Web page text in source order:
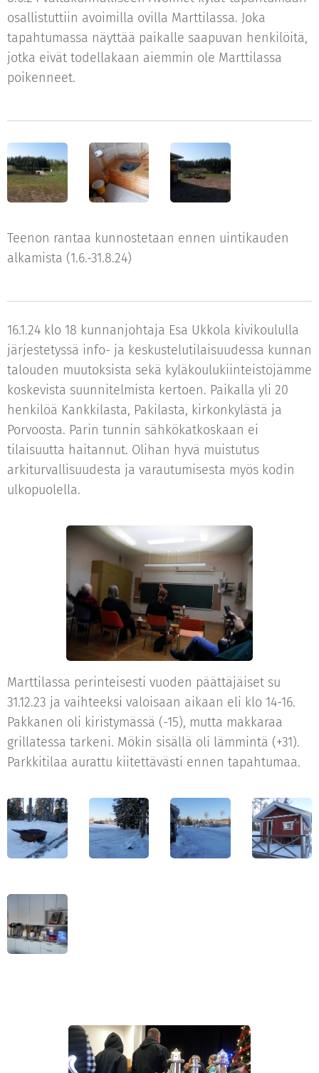
osallistuttiin avoimilla ovilla Marttilassa. Joka
tapahtumassa näyttää paikalle saapuvan henkilöitä,
jotka eivät todellakaan aiemmin ole Marttilassa
poikenneet.
Teenon rantaa kunnostetaan ennen uintikauden
alkamista (1.6.-31.8.24)
16.1.24 klo 18 kunnanjohtaja Esa Ukkola kivikoululla
järjestetyssä info- ja keskustelutilaisuudessa kunnan
talouden muutoksista sekä kyläkoulukiinteistöjämme
koskevista suunnitelmista kertoen. Paikalla yli 20
henkilöä Kankkilasta, Pakilasta, kirkonkylästä ja
Porvoosta. Parin tunnin sähkökatkoskaan ei
tilaisuutta haitannut. Olihan hyvä muistutus
arkiturvallisuudesta ja varautumisesta myös kodin
ulkopuolella.
Marttilassa perinteisesti vuoden päättäjäiset su
31.12.23 ja vaihteeksi valoisaan aikaan eli klo 14-16.
Pakkanen oli kiristymässä (-15), mutta makkaraa
grillatessa tarkeni. Mökin sisällä oli lämmintä (+31).
Parkkitilaa aurattu kiitettävästi ennen tapahtumaa.